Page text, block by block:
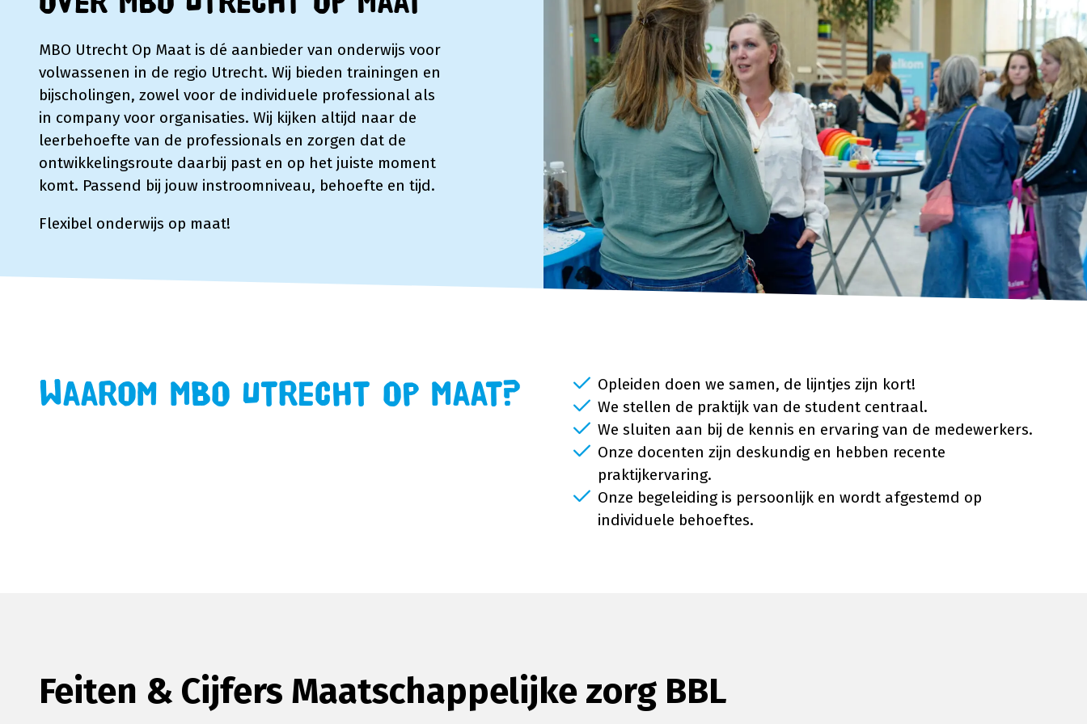
MBO Utrecht Op Maat is dé aanbieder van onderwijs voor
volwassenen in de regio Utrecht. Wij bieden trainingen en
bijscholingen, zowel voor de individuele professional als
in company voor organisaties. Wij kijken altijd naar de
leerbehoefte van de professionals en zorgen dat de
ontwikkelingsroute daarbij past en op het juiste moment
komt. Passend bij jouw instroomniveau, behoefte en tijd.
Flexibel onderwijs op maat!
Waarom MBO Utrecht Op Maat?
Opleiden doen we samen, de lijntjes zijn kort!
We stellen de praktijk van de student centraal.
We sluiten aan bij de kennis en ervaring van de medewerkers.
Onze docenten zijn deskundig en hebben recente
praktijkervaring.
Onze begeleiding is persoonlijk en wordt afgestemd op
individuele behoeftes.
Feiten & Cijfers Maatschappelijke zorg BBL